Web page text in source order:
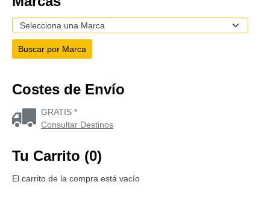
Costes de Envío
GRATIS *
Consultar Destinos
Tu Carrito (0)
El carrito de la compra está vacío